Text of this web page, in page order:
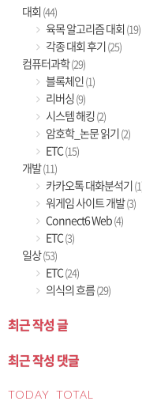
대회 (44)
육목 알고리즘 대회 (19)
각종 대회 후기(25)
컴퓨터과학(29)
블록체인(1)
리버싱(9)
시스템 해킹(2)
암호학_논문 읽기(2)
ETC(15)
개발(11)
카카오톡 대화분석기
워게임 사이트 개발(3)
Connect6 Web(4)
ETC(3)
일상(53)
ETC(24)
의식의 흐름(29)
최근 작성 글
최근 작성 댓글
TODAY TOTAL